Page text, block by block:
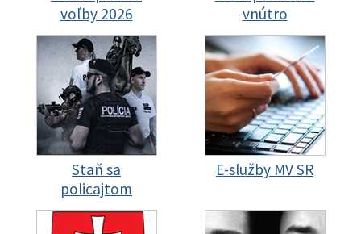
voľby 2026
vnútro
Staň sa
policajtom
E-služby MV SR